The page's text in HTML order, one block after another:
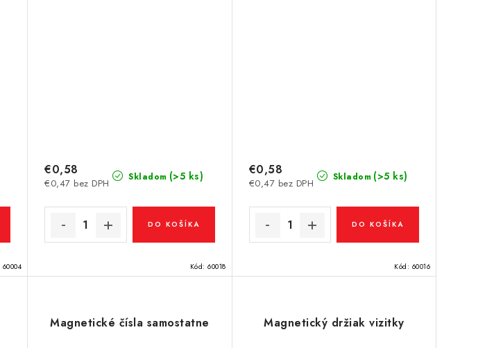
60004
Skladom (>5 ks)
€0,47 bez DPH
€0,58
DO KOŠÍKA
Kód: 60018
Skladom (>5 ks)
€0,47 bez DPH
€0,58
DO KOŠÍKA
Kód: 60016
Magnetické čísla samostatne Magnetický držiak vizitky